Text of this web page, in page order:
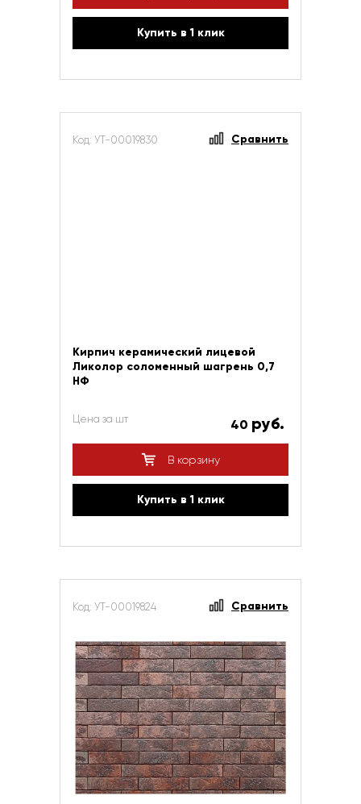
Купить в 1 клик
Код: УТ-00019830 Сравнить
Кирпич керамический лицевой
Ликолор соломенный шагрень 0,7
НФ
Цена за шт 40 руб.
В корзину
Купить в 1 клик
Код: УТ-00019824 Сравнить